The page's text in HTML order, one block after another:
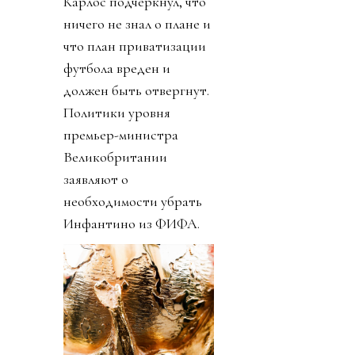
ничего не знал о плане и
что план приватизации
футбола вреден и
должен быть отвергнут.
Политики уровня
премьер-министра
Великобритании
заявляют о
необходимости убрать
Инфантино из ФИФА.